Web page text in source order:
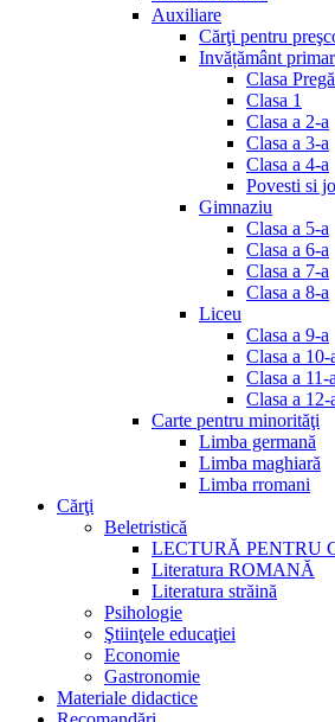
Auxiliare
Cărţi pentru
Invățământ primar
Clasa
Clasa 1
Clasa a 2-a
Clasa a 3-a
Clasa a 4-a
Povesti si
Gimnaziu
Clasa a 5-a
Clasa a 6-a
Clasa a 7-a
Clasa a 8-a
Liceu
Clasa a 9-a
Clasa a 10-
Clasa a 11-a
Clasa a 12-
Carte pentru minorităţi
Limba germană
Limba maghiară
Limba rromani
Cărţi
Beletristică
LECTURĂ PENTRU
Literatura ROMANĂ
Literatura străină
Psihologie
Ştiinţele educaţiei
Economie
Gastronomie
Materiale didactice